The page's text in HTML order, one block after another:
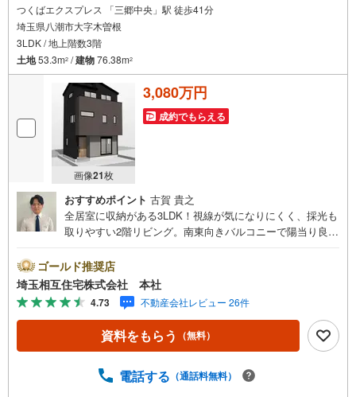
■頭金0円からのご購入可能です■（諸費用もOK）
お気軽にお問い合わせください。
つくばエクスプレス 「三郷中央」駅 徒歩41分
埼玉県八潮市大字木曽根
3LDK / 地上階数3階
土地53.3m2 /建物76.38m2
画像21枚
3,080万円
成約でもらえる
おすすめポイント 古賀 貴之
全居室に収納がある3LDK！視線が気になりにくく、採光も
取りやすい2階リビング。南東向きバルコニーで陽当り良好
ン階段です！【お子様がいるお客様でも安心】本社来店専
用のキッズスペースを完備、お子様連れでも落ち着いてご
相談いただけます。チャイルドシートもご用意しておりま
す。【住宅ローンに強い！住宅ローン・契約サポート】本
社在籍の専門スタッフが、金融機関との調整から 審査のポ
イントまで一貫してサポート。現在お借入れがある方、勤
談ください。住宅ローンに詳しいスタッフが、状況に合わ
ゴールド推奨店
埼玉相互住宅株式会社 本社
4.73 不動産会社レビュー 26件
資料をもらう （無料）
電話する （通話料無料）